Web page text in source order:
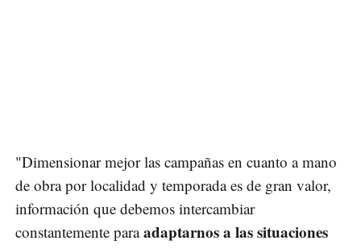
"Dimensionar mejor las campañas en cuanto a mano
de obra por localidad y temporada es de gran valor,
información que debemos intercambiar
constantemente paraadaptarnos a las situaciones